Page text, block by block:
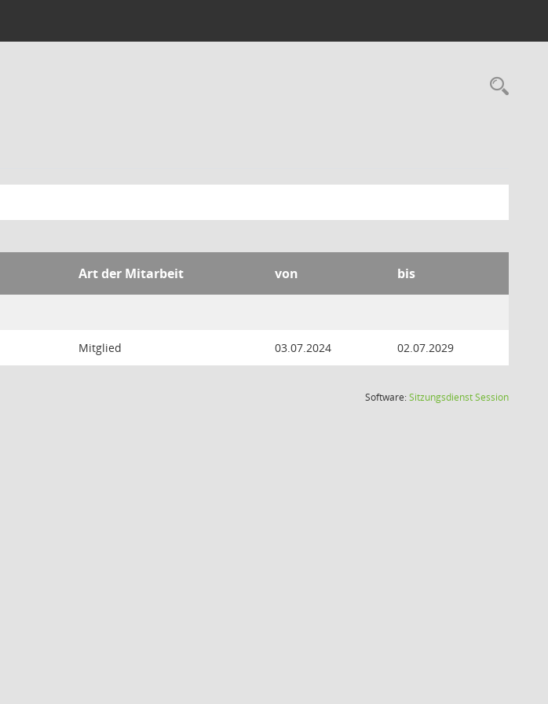
Art der Mitarbeit von bis
Mitglied 03.07.2024 02.07.2029
Software:SitzungsdienstSession(Wird in